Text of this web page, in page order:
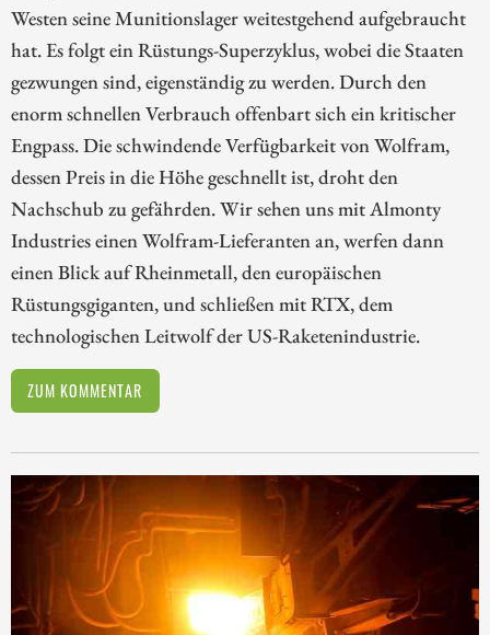
Westen seine Munitionslager weitestgehend aufgebraucht
hat. Es folgt ein Rüstungs-Superzyklus, wobei die Staaten
gezwungen sind, eigenständig zu werden. Durch den
enorm schnellen Verbrauch offenbart sich ein kritischer
Engpass. Die schwindende Verfügbarkeit von Wolfram,
dessen Preis in die Höhe geschnellt ist, droht den
Nachschub zu gefährden. Wir sehen uns mit Almonty
Industries einen Wolfram-Lieferanten an, werfen dann
einen Blick auf Rheinmetall, den europäischen
Rüstungsgiganten, und schließen mit RTX, dem
technologischen Leitwolf der US-Raketenindustrie.
ZUM KOMMENTAR